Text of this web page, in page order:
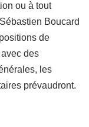
ou à tout
Boucard
de
des
les
prévaudront.